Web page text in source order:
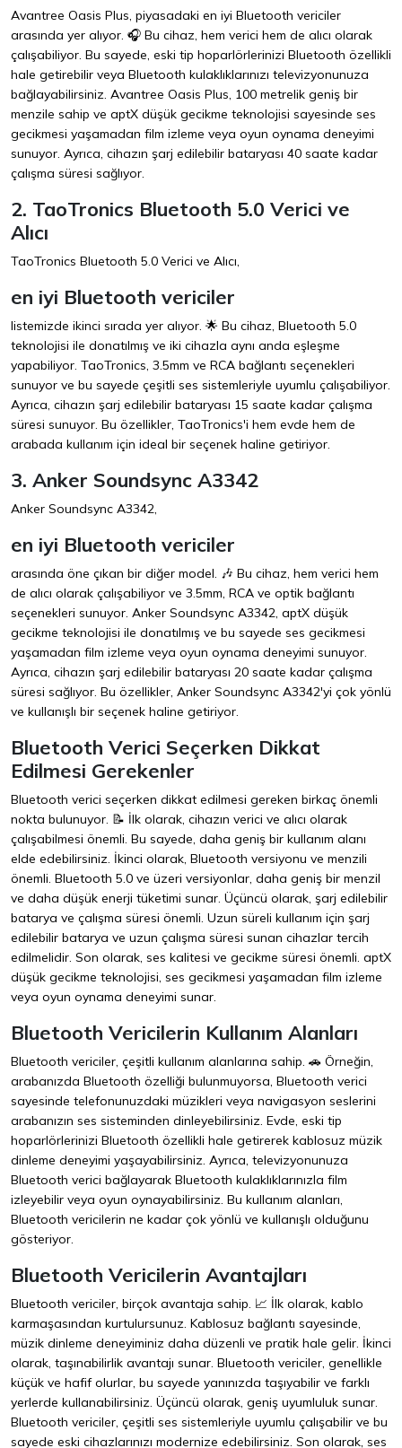
Avantree Oasis Plus, piyasadaki en iyi Bluetooth vericiler
arasında yer alıyor. 🎧 Bu cihaz, hem verici hem de alıcı olarak
çalışabiliyor. Bu sayede, eski tip hoparlörlerinizi Bluetooth özellikli
hale getirebilir veya Bluetooth kulaklıklarınızı televizyonunuza
bağlayabilirsiniz. Avantree Oasis Plus, 100 metrelik geniş bir
menzile sahip ve aptX düşük gecikme teknolojisi sayesinde ses
gecikmesi yaşamadan film izleme veya oyun oynama deneyimi
sunuyor. Ayrıca, cihazın şarj edilebilir bataryası 40 saate kadar
çalışma süresi sağlıyor.
2. TaoTronics Bluetooth 5.0 Verici ve
Alıcı
TaoTronics Bluetooth 5.0 Verici ve Alıcı,
en iyi Bluetooth vericiler
listemizde ikinci sırada yer alıyor. 🌟 Bu cihaz, Bluetooth 5.0
teknolojisi ile donatılmış ve iki cihazla aynı anda eşleşme
yapabiliyor. TaoTronics, 3.5mm ve RCA bağlantı seçenekleri
sunuyor ve bu sayede çeşitli ses sistemleriyle uyumlu çalışabiliyor.
Ayrıca, cihazın şarj edilebilir bataryası 15 saate kadar çalışma
süresi sunuyor. Bu özellikler, TaoTronics'i hem evde hem de
arabada kullanım için ideal bir seçenek haline getiriyor.
3. Anker Soundsync A3342
Anker Soundsync A3342,
en iyi Bluetooth vericiler
arasında öne çıkan bir diğer model. 🎶 Bu cihaz, hem verici hem
de alıcı olarak çalışabiliyor ve 3.5mm, RCA ve optik bağlantı
seçenekleri sunuyor. Anker Soundsync A3342, aptX düşük
gecikme teknolojisi ile donatılmış ve bu sayede ses gecikmesi
yaşamadan film izleme veya oyun oynama deneyimi sunuyor.
Ayrıca, cihazın şarj edilebilir bataryası 20 saate kadar çalışma
süresi sağlıyor. Bu özellikler, Anker Soundsync A3342'yi çok yönlü
ve kullanışlı bir seçenek haline getiriyor.
Bluetooth Verici Seçerken Dikkat
Edilmesi Gerekenler
Bluetooth verici seçerken dikkat edilmesi gereken birkaç önemli
nokta bulunuyor. 📝 İlk olarak, cihazın verici ve alıcı olarak
çalışabilmesi önemli. Bu sayede, daha geniş bir kullanım alanı
elde edebilirsiniz. İkinci olarak, Bluetooth versiyonu ve menzili
önemli. Bluetooth 5.0 ve üzeri versiyonlar, daha geniş bir menzil
ve daha düşük enerji tüketimi sunar. Üçüncü olarak, şarj edilebilir
batarya ve çalışma süresi önemli. Uzun süreli kullanım için şarj
edilebilir batarya ve uzun çalışma süresi sunan cihazlar tercih
edilmelidir. Son olarak, ses kalitesi ve gecikme süresi önemli. aptX
düşük gecikme teknolojisi, ses gecikmesi yaşamadan film izleme
veya oyun oynama deneyimi sunar.
Bluetooth Vericilerin Kullanım Alanları
Bluetooth vericiler, çeşitli kullanım alanlarına sahip. 🚗 Örneğin,
arabanızda Bluetooth özelliği bulunmuyorsa, Bluetooth verici
sayesinde telefonunuzdaki müzikleri veya navigasyon seslerini
arabanızın ses sisteminden dinleyebilirsiniz. Evde, eski tip
hoparlörlerinizi Bluetooth özellikli hale getirerek kablosuz müzik
dinleme deneyimi yaşayabilirsiniz. Ayrıca, televizyonunuza
Bluetooth verici bağlayarak Bluetooth kulaklıklarınızla film
izleyebilir veya oyun oynayabilirsiniz. Bu kullanım alanları,
Bluetooth vericilerin ne kadar çok yönlü ve kullanışlı olduğunu
gösteriyor.
Bluetooth Vericilerin Avantajları
Bluetooth vericiler, birçok avantaja sahip. 📈 İlk olarak, kablo
karmaşasından kurtulursunuz. Kablosuz bağlantı sayesinde,
müzik dinleme deneyiminiz daha düzenli ve pratik hale gelir. İkinci
olarak, taşınabilirlik avantajı sunar. Bluetooth vericiler, genellikle
küçük ve hafif olurlar, bu sayede yanınızda taşıyabilir ve farklı
yerlerde kullanabilirsiniz. Üçüncü olarak, geniş uyumluluk sunar.
Bluetooth vericiler, çeşitli ses sistemleriyle uyumlu çalışabilir ve bu
sayede eski cihazlarınızı modernize edebilirsiniz. Son olarak, ses